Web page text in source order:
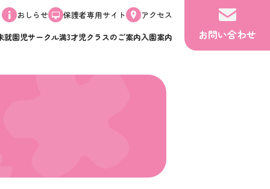
おしらせ 保護者専用サイト
アクセス
就園児サークル満3才児クラスのご案内入園案内 お問い合わせ